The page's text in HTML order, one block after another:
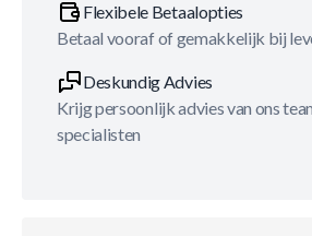
Flexibele Betaalopties
Betaal vooraf of gemakkelijk bij
Deskundig Advies
Krijg persoonlijk advies van ons
specialisten